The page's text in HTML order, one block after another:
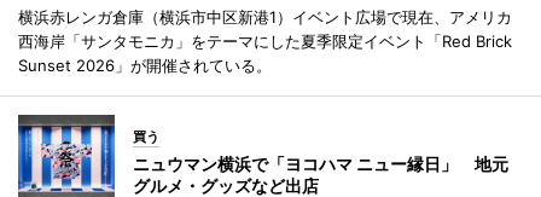
横浜赤レンガ倉庫（横浜市中区新港1）イベント広場で現在、アメリカ
西海岸「サンタモニカ」をテーマにした夏季限定イベント「Red Brick
Sunset 2026」が開催されている。
買う
ニュウマン横浜で「ヨコハマ ニュー縁日」 地元
グルメ・グッズなど出店